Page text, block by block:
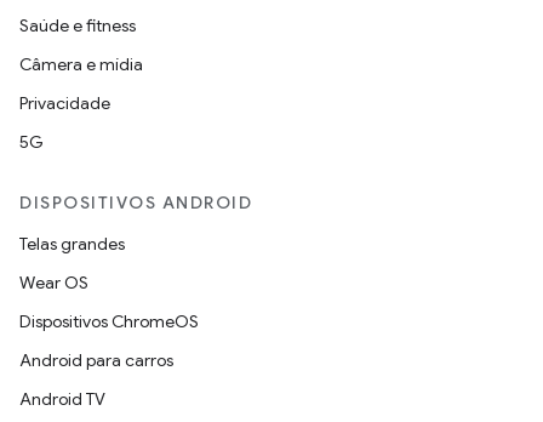
Saúde e fitness
Câmera e mídia
Privacidade
5G
DISPOSITIVOS ANDROID
Telas grandes
Wear OS
Dispositivos ChromeOS
Android para carros
Android TV